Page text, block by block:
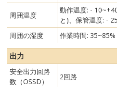
周囲温度
動作温度: -
と)、保管温度: -
周囲の湿度
作業時間:
出力
安全出力回路
数（OSSD）
2回路